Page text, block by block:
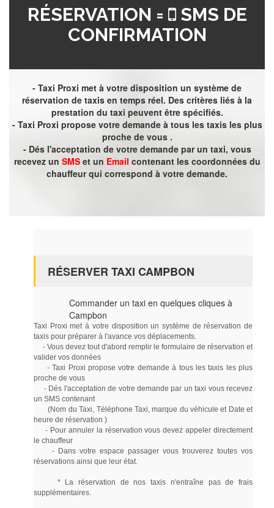
RÉSERVATION =
SMS DE
CONFIRMATION
- Taxi Proxi met à votre disposition un système de
réservation de taxis en temps réel. Des critères liés à la
prestation du taxi peuvent être spécifiés.
- Taxi Proxi propose votre demande à tous les taxis les plus
proche de vous .
- Dés l'acceptation de votre demande par un taxi, vous
recevez un SMSet un Email contenant les coordonnées du
chauffeur qui correspond à votre demande.
RÉSERVER TAXI CAMPBON
Commander un taxi en quelques cliques à
Campbon
Taxi Proxi met à votre disposition un système de réservation de
taxis pour préparer à l'avance vos déplacements.
- Vous devez tout d'abord remplir le formulaire de réservation et
valider vos données
- Taxi Proxi propose votre demande à tous les taxis les plus
proche de vous
- Dés l'acceptation de votre demande par un taxi vous recevez
un SMS contenant
(Nom du Taxi, Téléphone Taxi, marque du véhicule et Date et
heure de réservation )
- Pour annuler la réservation vous devez appeler directement
le chauffeur
- Dans votre espace passager vous trouverez toutes vos
réservations ainsi que leur état.
* La réservation de nos taxis n'entraîne pas de frais
supplémentaires.